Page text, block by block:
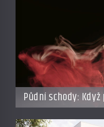
Půdní schody:
místo, ale